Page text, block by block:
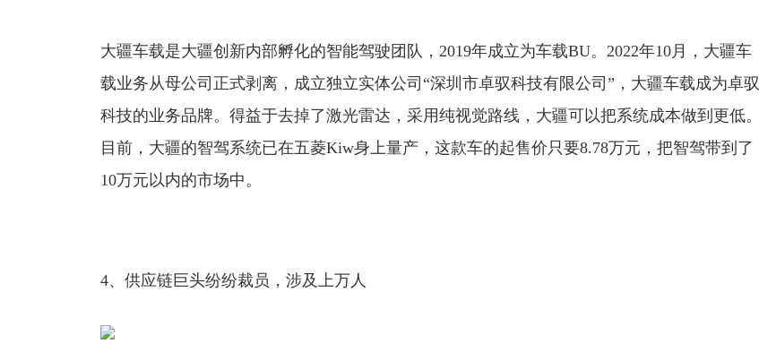
大疆车载是大疆创新内部孵化的智能驾驶团队，2019年成立为车载BU。2022年10月，大疆车
载业务从母公司正式剥离，成立独立实体公司“深圳市卓驭科技有限公司”，大疆车载成为卓驭
科技的业务品牌。得益于去掉了激光雷达，采用纯视觉路线，大疆可以把系统成本做到更低。
目前，大疆的智驾系统已在五菱Kiw身上量产，这款车的起售价只要8.78万元，把智驾带到了
10万元以内的市场中。
4、供应链巨头纷纷裁员，涉及上万人